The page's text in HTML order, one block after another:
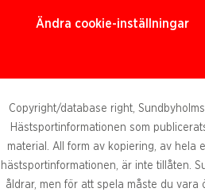
Ändra cookie-inställningar
Copyright/database right,
Hästsportinformationen som
material. All form av kopiering, av hela
hästsportinformationen, är inte tillåten.
åldrar, men för att spela måste du vara